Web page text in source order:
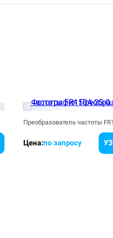
Преобразователь частоты
Цена:по запросу